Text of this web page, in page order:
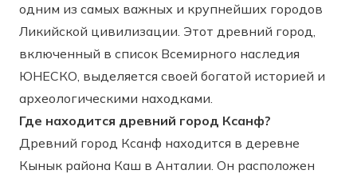
одним из самых важных и крупнейших городов
Ликийской цивилизации. Этот древний город,
включенный в список Всемирного наследия
ЮНЕСКО, выделяется своей богатой историей и
археологическими находками.
Где находится древний город Ксанф?
Древний город Ксанф находится в деревне
Кынык района Каш в Анталии. Он расположен